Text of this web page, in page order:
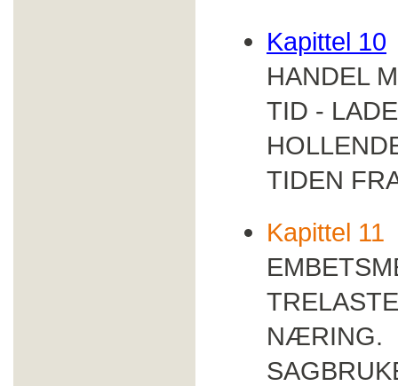
Kapittel 10
HANDEL
TID -
TIDEN
Kapittel 11
NÆRING.